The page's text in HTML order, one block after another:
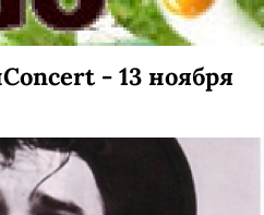
- 13 ноября